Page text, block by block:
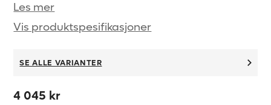
Les mer
Vis produktspesifikasjoner
SE ALLE VARIANTER
4 045 kr